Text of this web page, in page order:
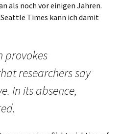
als noch vor einigen Jahren.
Times kann ich damit
provokes
researchers say
In its absence,